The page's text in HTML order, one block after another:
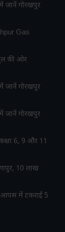
जानें गोरखपुर
Gas
की ओर
जानें गोरखपुर
जानें गोरखपुर
6, 9 और 11
10 लाख
आपस में टकराईं 5